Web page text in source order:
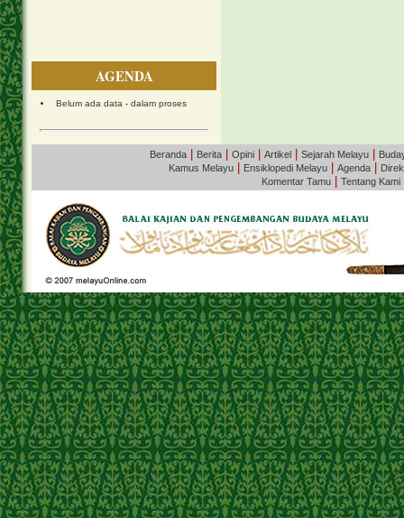
AGENDA
Belum ada data - dalam proses
Beranda Berita Opini Artikel Sejarah Melayu
Kamus Melayu
Ensiklopedi Melayu Agenda
Komentar Tamu
Tentang Kami